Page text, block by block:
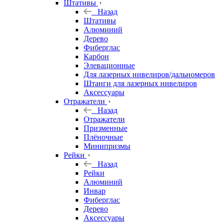
Штативы
Назад
Штативы
Алюминий
Дерево
Фиберглас
Карбон
Элевационные
Для лазерных нивелиров/дальномеров
Штанги для лазерных нивелиров
Аксессуары
Отражатели
Назад
Отражатели
Призменные
Плёночные
Минипризмы
Рейки
Назад
Рейки
Алюминий
Инвар
Фиберглас
Дерево
Аксессуары